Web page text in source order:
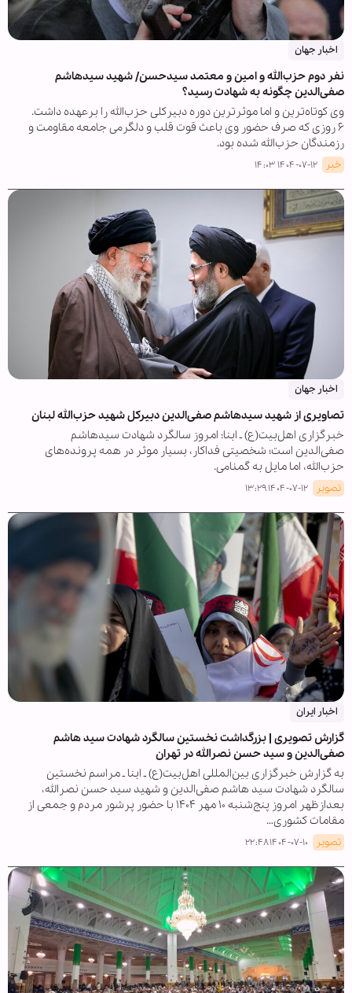
اخبار جهان
نفر دوم حزب‌الله و امین و معتمد سیدحسن/ شهید سیدهاشم
صفی‌الدین چگونه به شهادت رسید؟
وی کوتاه‌ترین و اما موثرترین دوره دبیرکلی حزب‌الله را برعهده داشت.
۶ روزی که صرف حضور وی باعث قوت قلب و دلگرمی جامعه مقاومت و
رزمندگان حزب‌الله شده بود.
خبر ۱۴۰۴-۰۷-۱۲ ۱۴:۰۳
اخبار جهان
تصاویری از شهید سیدهاشم صفی‌الدین دبیرکل شهید حزب‌الله لبنان
خبرگزاری اهل‌بیت(ع) ـ ابنا: امروز سالگرد شهادت سیدهاشم
صفی‌الدین است؛ شخصیتی فداکار، بسیار موثر در همه پرونده‌های
حزب‌الله، اما مایل به گمنامی.
تصویر ۱۴۰۴-۰۷-۱۲ ۱۳:۲۹
اخبار ایران
گزارش تصویری | بزرگداشت نخستین سالگرد شهادت سید هاشم
صفی‌الدین و سید حسن نصرالله در تهران
به گزارش خبرگزاری بین‌المللی اهل‌بیت(ع) ـ ابنا ـ مراسم نخستین
سالگرد شهادت سید هاشم صفی‌الدین و شهید سید حسن نصرالله،
بعدازظهر امروز پنج‌شنبه ۱۰ مهر ۱۴۰۴ با حضور پرشور مردم و جمعی از
مقامات کشوری…
تصویر ۱۴۰۴-۰۷-۱۰ ۲۲:۴۸